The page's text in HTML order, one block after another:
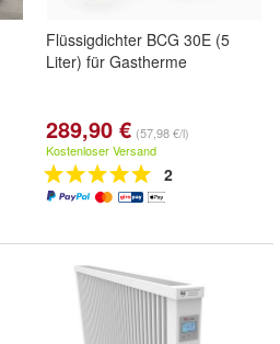
Flüssigdichter BCG 30E (5
Liter) für Gastherme
289,90 € (57,98 €/l)
Kostenloser Versand
2